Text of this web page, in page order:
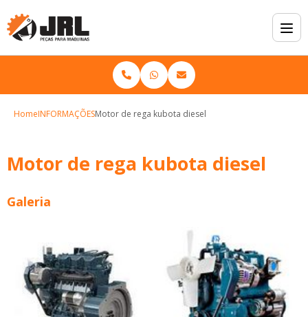
HomeINFORMAÇÕESMotor de rega kubota diesel
Motor de rega kubota diesel
Galeria